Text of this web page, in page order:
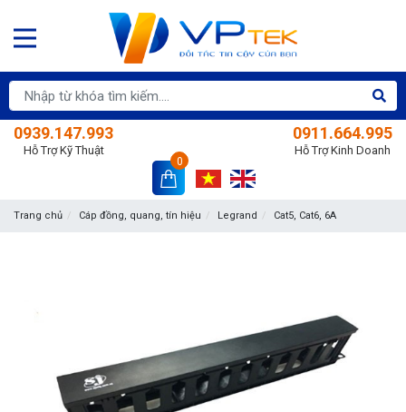
0939.147.993
Hỗ Trợ Kỹ Thuật
0911.664.995
Hỗ Trợ Kinh Doanh
0
Trang chủ Cáp đồng, quang, tín hiệu Legrand Cat5, Cat6, 6A